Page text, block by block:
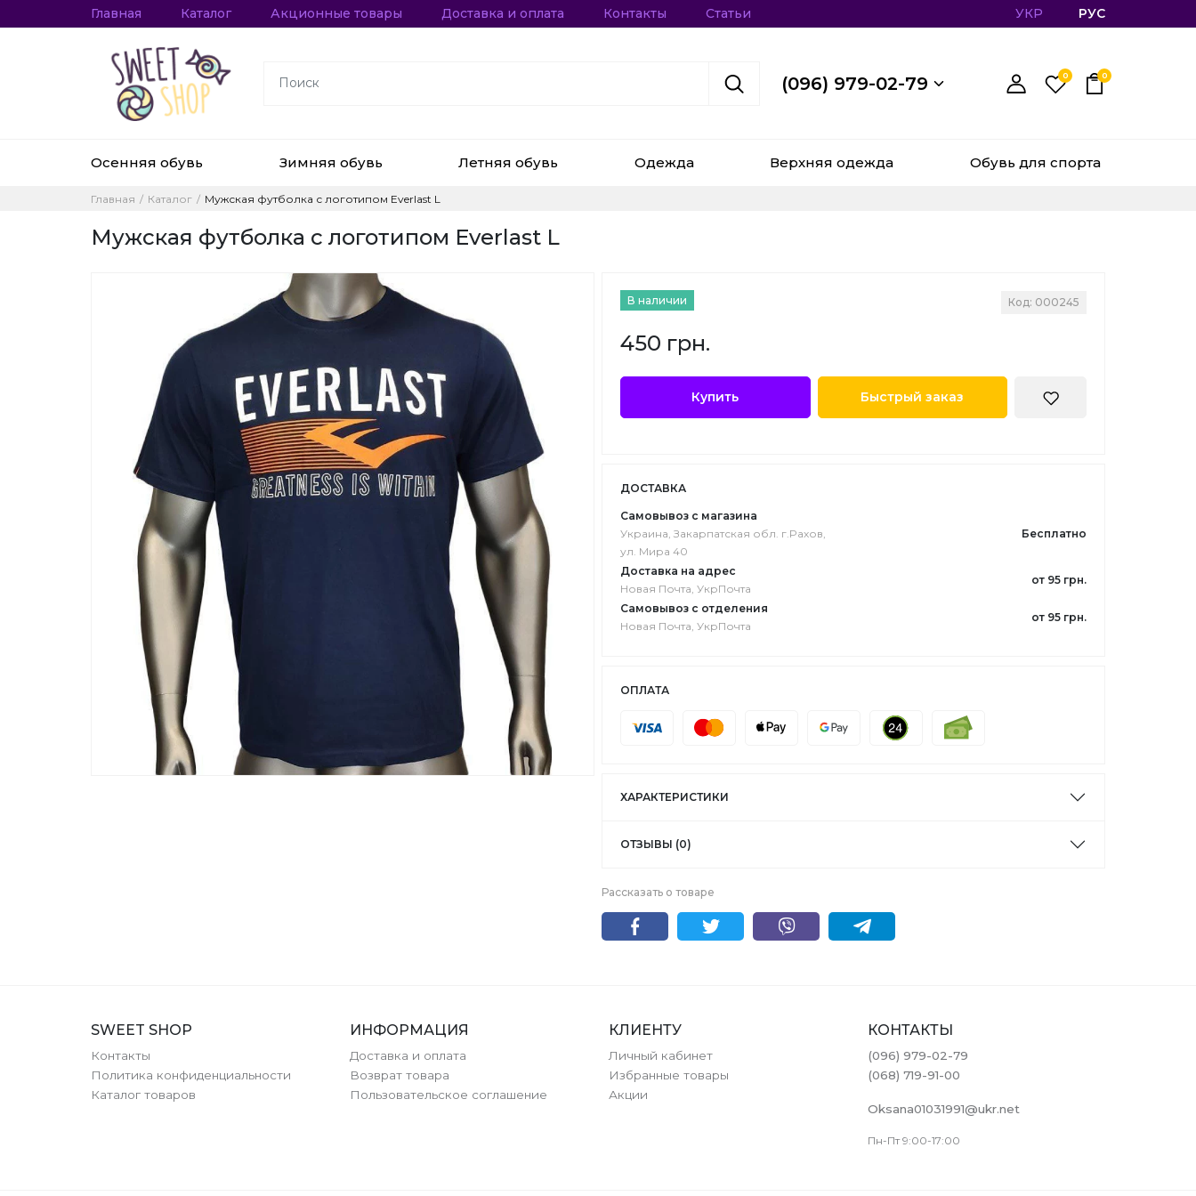
Главная Каталог Акционные товары Доставка и оплата Контакты Статьи УКР РУС
(096) 979-02-79 0 0
Осенняя обувь Зимняя обувь Летняя обувь Одежда Верхняя одежда Обувь для спорта
Главная Каталог Мужская футболка с логотипом Everlast L
Мужская футболка с логотипом Everlast L
В наличии Код: 000245
450 грн.
Купить Быстрый заказ
ДОСТАВКА
Самовывоз с магазина
Украина, Закарпатская обл. г.Pахов,
ул. Мира 40
Бесплатно
Доставка на адрес
Новая Почта, УкрПочта
от 95 грн.
Самовывоз с отделения
Новая Почта, УкрПочта
от 95 грн.
ОПЛАТА
ХАРАКТЕРИСТИКИ
ОТЗЫВЫ (0)
Рассказать о товаре
SWEET SHOP
Контакты
Политика конфиденциальности
Каталог товаров
ИНФОРМАЦИЯ
Доставка и оплата
Возврат товара
Пользовательское соглашение
КЛИЕНТУ
Личный кабинет
Избранные товары
Акции
КОНТАКТЫ
(096) 979-02-79
(068) 719-91-00
Oksana01031991@ukr.net
Пн-Пт 9:00-17:00